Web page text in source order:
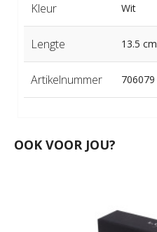
Kleur Wit
Lengte 13.5 cm
Artikelnummer 706079
OOK VOOR JOU?